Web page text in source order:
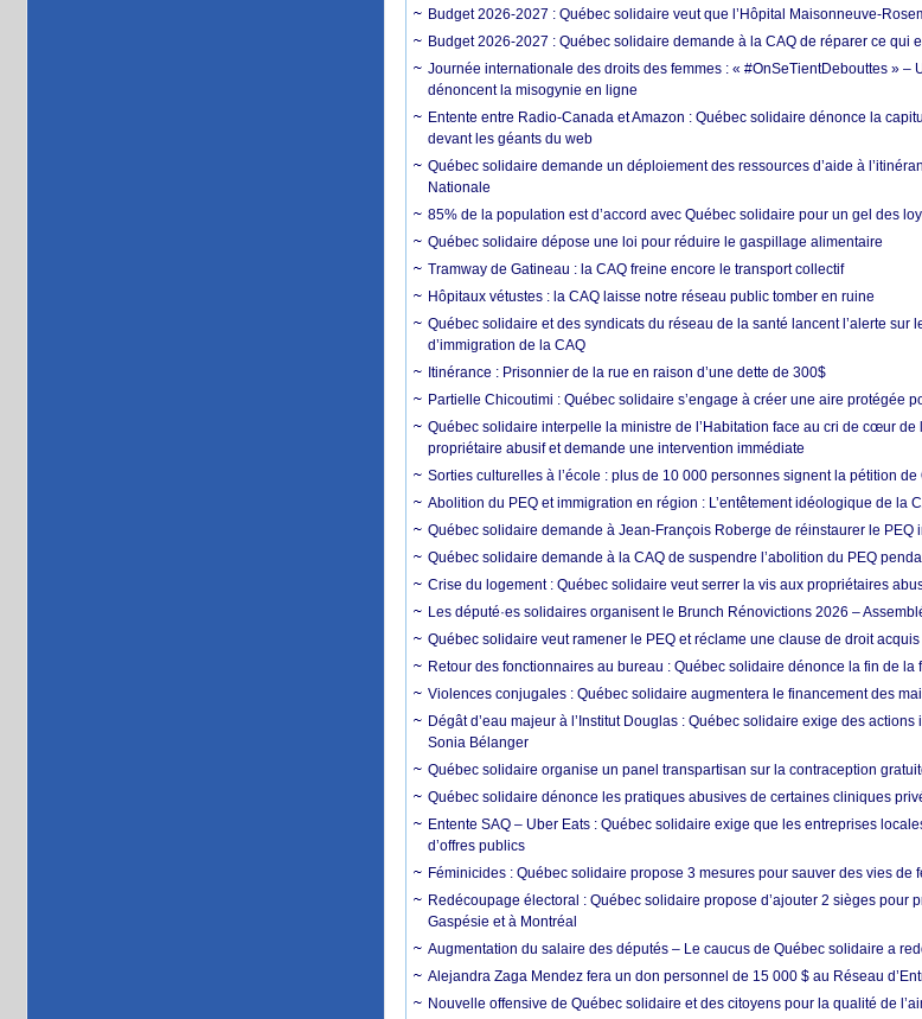
Budget 2026-2027 : Québec solidaire veut que l’Hôpital Maisonneuve-
Budget 2026-2027 : Québec solidaire demande à la CAQ de réparer ce qui
Journée internationale des droits des femmes : « #OnSeTientDebouttes » –
dénoncent la misogynie en ligne
Entente entre Radio-Canada et Amazon : Québec solidaire dénonce la
devant les géants du web
Québec solidaire demande un déploiement des ressources d’aide à
Nationale
85% de la population est d’accord avec Québec solidaire pour un gel des
Québec solidaire dépose une loi pour réduire le gaspillage alimentaire
Tramway de Gatineau : la CAQ freine encore le transport collectif
Hôpitaux vétustes : la CAQ laisse notre réseau public tomber en ruine
Québec solidaire et des syndicats du réseau de la santé lancent l’alerte sur
d’immigration de la CAQ
Itinérance : Prisonnier de la rue en raison d’une dette de 300$
Partielle Chicoutimi : Québec solidaire s’engage à créer une aire protégée
Québec solidaire interpelle la ministre de l’Habitation face au cri de cœur
propriétaire abusif et demande une intervention immédiate
Sorties culturelles à l’école : plus de 10 000 personnes signent la pétition
Abolition du PEQ et immigration en région : L’entêtement idéologique de la
Québec solidaire demande à Jean-François Roberge de réinstaurer le PEQ
Québec solidaire demande à la CAQ de suspendre l’abolition du PEQ
Crise du logement : Québec solidaire veut serrer la vis aux propriétaires
Les député·es solidaires organisent le Brunch Rénovictions 2026 –
Québec solidaire veut ramener le PEQ et réclame une clause de droit acquis
Retour des fonctionnaires au bureau : Québec solidaire dénonce la fin de la
Violences conjugales : Québec solidaire augmentera le financement des
Dégât d’eau majeur à l’Institut Douglas : Québec solidaire exige des
Sonia Bélanger
Québec solidaire organise un panel transpartisan sur la contraception
Québec solidaire dénonce les pratiques abusives de certaines cliniques
Entente SAQ – Uber Eats : Québec solidaire exige que les entreprises
d’offres publics
Féminicides : Québec solidaire propose 3 mesures pour sauver des vies de
Redécoupage électoral : Québec solidaire propose d’ajouter 2 sièges pour
Gaspésie et à Montréal
Augmentation du salaire des députés – Le caucus de Québec solidaire a
Alejandra Zaga Mendez fera un don personnel de 15 000 $ au Réseau
Nouvelle offensive de Québec solidaire et des citoyens pour la qualité de